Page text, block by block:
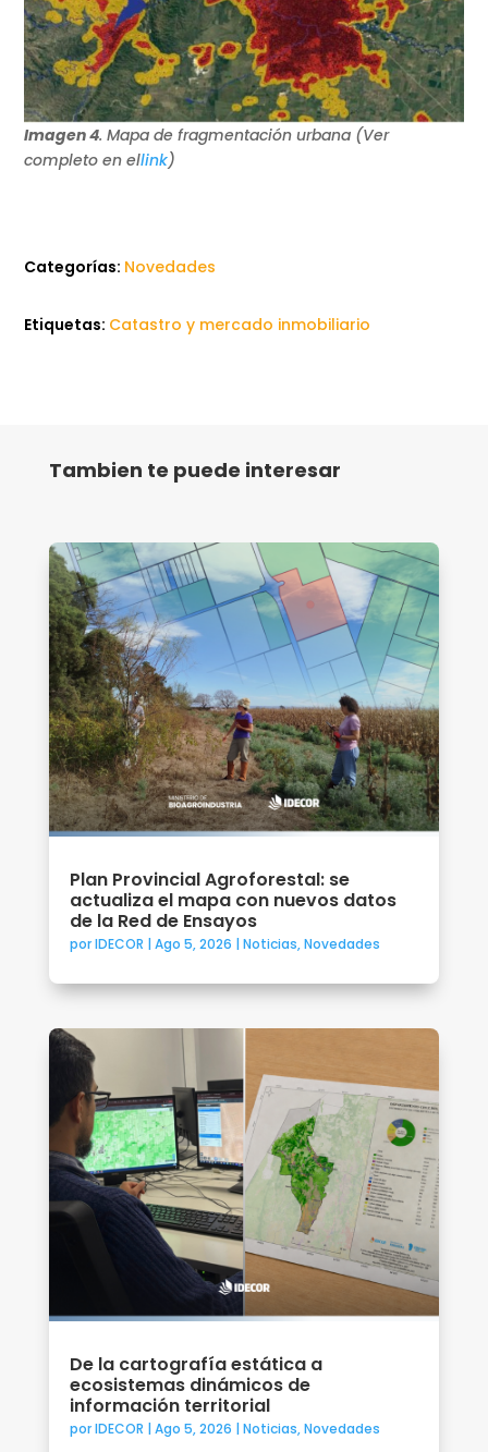
Imagen 4. Mapa de fragmentación urbana (Ver
completo en ellink)
Categorías: Novedades
Etiquetas: Catastro y mercado inmobiliario
Tambien te puede interesar
Plan Provincial Agroforestal: se
actualiza el mapa con nuevos datos
de la Red de Ensayos
porIDECOR | Ago 5, 2026 | Noticias,Novedades
De la cartografía estática a
ecosistemas dinámicos de
información territorial
porIDECOR | Ago 5, 2026 | Noticias,Novedades